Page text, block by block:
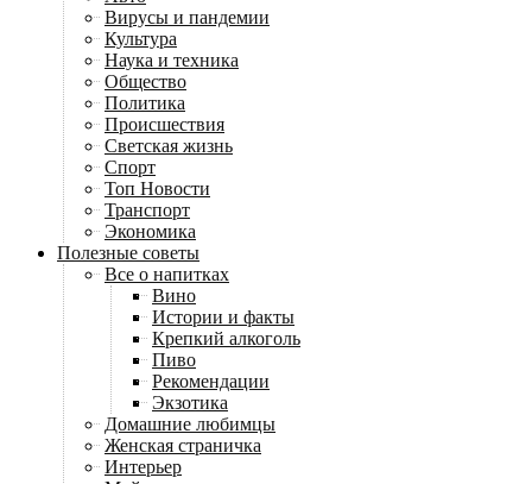
Вирусы и пандемии
Культура
Наука и техника
Общество
Политика
Происшествия
Светская жизнь
Спорт
Топ Новости
Транспорт
Экономика
Полезные советы
Все о напитках
Вино
Истории и факты
Крепкий алкоголь
Пиво
Рекомендации
Экзотика
Домашние любимцы
Женская страничка
Интерьер